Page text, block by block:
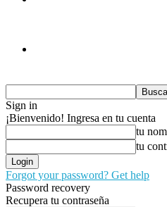
Sign in
¡Bienvenido! Ingresa en tu cuenta
tu
tu
Forgot your password? Get help
Password recovery
Recupera tu contraseña